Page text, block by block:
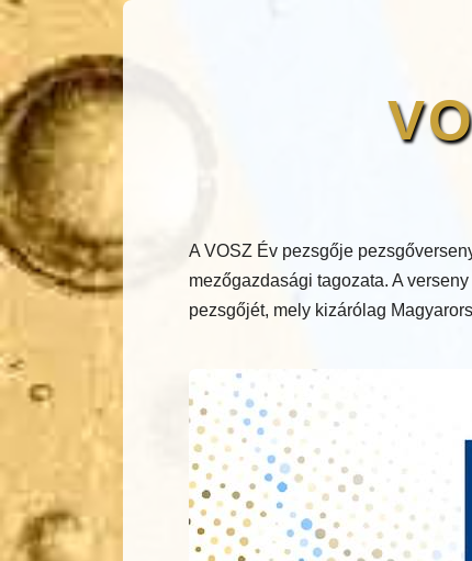
A VOSZ Év pezsgője
mezőgazdasági tagozata. A
pezsgőjét, mely kizárólag